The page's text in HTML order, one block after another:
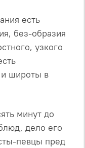
есть
без-образия
узкого
широты в
минут до
дело его
певцы пред